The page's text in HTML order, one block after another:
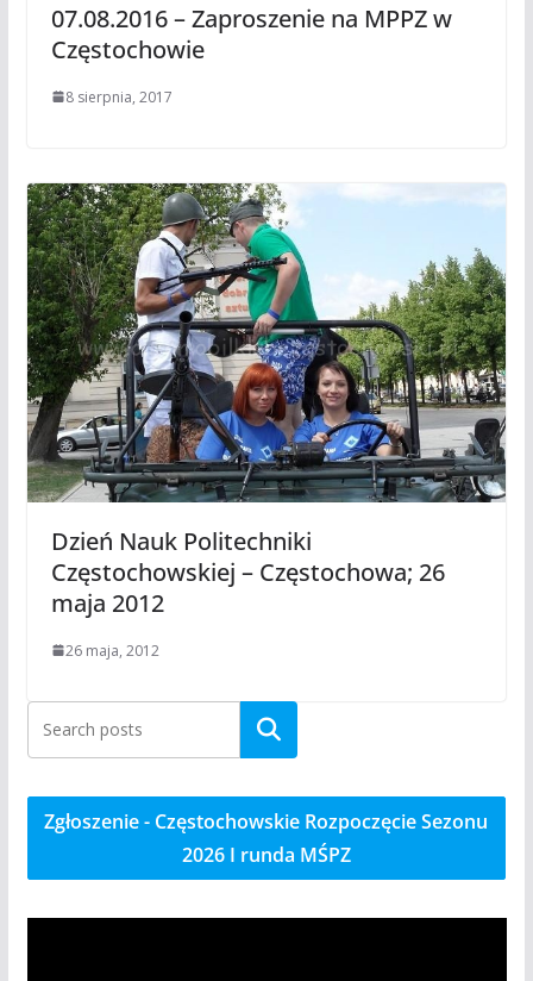
07.08.2016 – Zaproszenie na MPPZ w
Częstochowie
8 sierpnia, 2017
Dzień Nauk Politechniki
Częstochowskiej – Częstochowa; 26
maja 2012
26 maja, 2012
Szukaj
Zgłoszenie - Częstochowskie Rozpoczęcie Sezonu
2026 I runda MŚPZ